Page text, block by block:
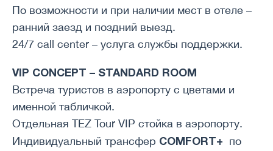
По возможности и при наличии мест в отеле –
ранний заезд и поздний выезд.
24/7 call center – услуга службы поддержки.
VIP CONCEPT – STANDARD ROOM
Встреча туристов в аэропорту с цветами и
именной табличкой.
Отдельная TEZ Tour VIP стойка в аэропорту.
Индивидуальный трансфер COMFORT+ по